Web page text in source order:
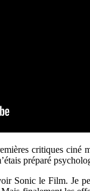
critiques ciné
préparé
Sonic le Film. Je